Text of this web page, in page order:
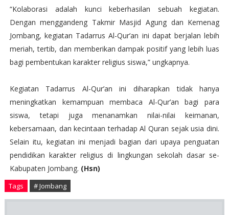
“Kolaborasi adalah kunci keberhasilan sebuah kegiatan.
Dengan menggandeng Takmir Masjid Agung dan Kemenag
Jombang, kegiatan Tadarrus Al-Qur’an ini dapat berjalan lebih
meriah, tertib, dan memberikan dampak positif yang lebih luas
bagi pembentukan karakter religius siswa,” ungkapnya.
Kegiatan Tadarrus Al-Qur’an ini diharapkan tidak hanya
meningkatkan kemampuan membaca Al-Qur’an bagi para
siswa, tetapi juga menanamkan nilai-nilai keimanan,
kebersamaan, dan kecintaan terhadap Al Quran sejak usia dini.
Selain itu, kegiatan ini menjadi bagian dari upaya penguatan
pendidikan karakter religius di lingkungan sekolah dasar se-
Kabupaten Jombang. (Hsn)
Tags # Jombang